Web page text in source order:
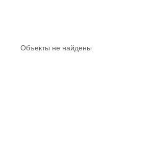
Объекты не найдены